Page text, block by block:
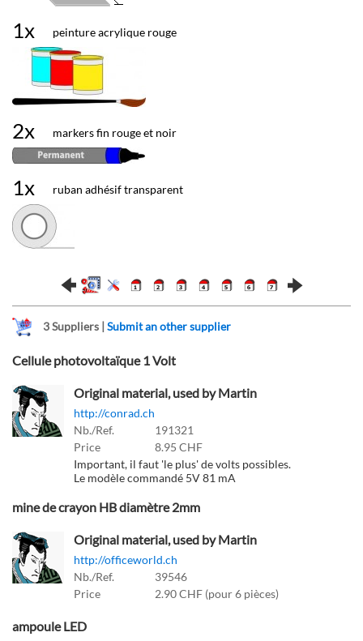
1x peinture acrylique rouge
2x markers fin rouge et noir
1x ruban adhésif transparent
3Suppliers | Submit an other supplier
Cellule photovoltaïque 1 Volt
Original material, used by Martin
http://conrad.ch
Nb./Ref.
191321
Price
8.95 CHF
Important, il faut 'le plus' de volts possibles.
Le modèle commandé 5V 81 mA
mine de crayon HB diamètre 2mm
Original material, used by Martin
http://officeworld.ch
Nb./Ref.
39546
Price
2.90 CHF (pour 6 pièces)
ampoule LED